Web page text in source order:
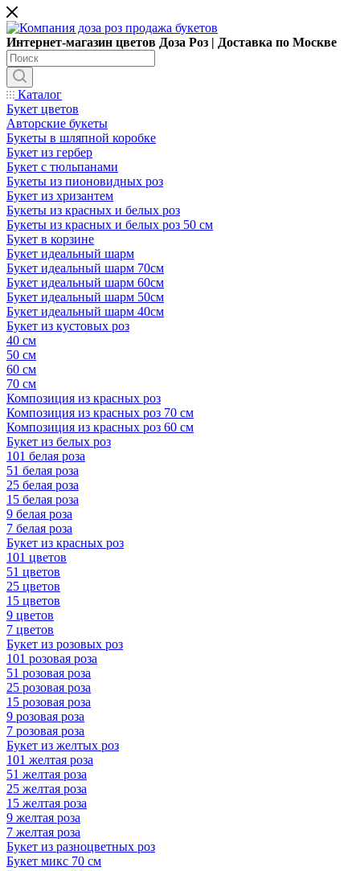
Интернет-магазин цветов Доза Роз | Доставка по Москве
Каталог
Букет цветов
Авторские букеты
Букеты в шляпной коробке
Букет из гербер
Букет с тюльпанами
Букеты из пионовидных роз
Букет из хризантем
Букеты из красных и белых роз
Букеты из красных и белых роз 50 см
Букет в корзине
Букет идеальный шарм
Букет идеальный шарм 70см
Букет идеальный шарм 60см
Букет идеальный шарм 50см
Букет идеальный шарм 40см
Букет из кустовых роз
40 см
50 см
60 см
70 см
Композиция из красных роз
Композиция из красных роз 70 см
Композиция из красных роз 60 см
Букет из белых роз
101 белая роза
51 белая роза
25 белая роза
15 белая роза
9 белая роза
7 белая роза
Букет из красных роз
101 цветов
51 цветов
25 цветов
15 цветов
9 цветов
7 цветов
Букет из розовых роз
101 розовая роза
51 розовая роза
25 розовая роза
15 розовая роза
9 розовая роза
7 розовая роза
Букет из желтых роз
101 желтая роза
51 желтая роза
25 желтая роза
15 желтая роза
9 желтая роза
7 желтая роза
Букет из разноцветных роз
Букет микс 70 см